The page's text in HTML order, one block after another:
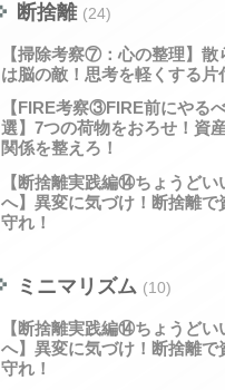
断捨離 (24)
【掃除考察⑦：心の整理】散
は脳の敵！思考を軽くする片
【FIRE考察③FIRE前にやる
選】7つの荷物をおろせ！資
関係を整えろ！
【断捨離実践編⑭ちょうどい
へ】異変に気づけ！断捨離で
守れ！
ミニマリズム (10)
【断捨離実践編⑭ちょうどい
へ】異変に気づけ！断捨離で
守れ！